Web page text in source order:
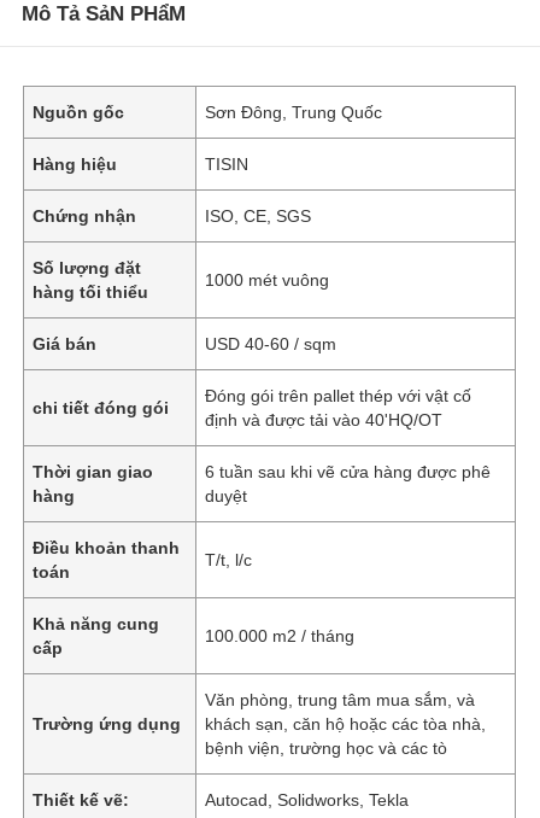
Mô Tả SảN PHẩM
Nguồn gốc Sơn Đông, Trung Quốc
Hàng hiệu TISIN
Chứng nhận ISO, CE, SGS
Số lượng đặt
hàng tối thiểu
1000 mét vuông
Giá bán USD 40-60 / sqm
chi tiết đóng gói
Đóng gói trên pallet thép với vật cố
định và được tải vào 40'HQ/OT
Thời gian giao
hàng
6 tuần sau khi vẽ cửa hàng được phê
duyệt
Điều khoản thanh
toán
T/t, l/c
Khả năng cung
cấp
100.000 m2 / tháng
Trường ứng dụng
Văn phòng, trung tâm mua sắm, và
khách sạn, căn hộ hoặc các tòa nhà,
bệnh viện, trường học và các tò
Thiết kế vẽ: Autocad, Solidworks, Tekla